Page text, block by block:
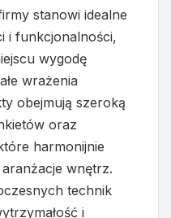
stanowi idealne
i funkcjonalności,
wygodę
wrażenia
obejmują szeroką
oraz
harmonijnie
wnętrz.
technik
i